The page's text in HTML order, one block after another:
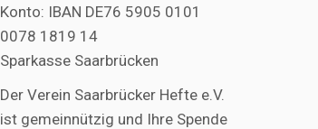
Konto: IBAN DE76 5905 0101
0078 1819 14
Sparkasse Saarbrücken
Der Verein Saarbrücker Hefte e.V.
ist gemeinnützig und Ihre Spende